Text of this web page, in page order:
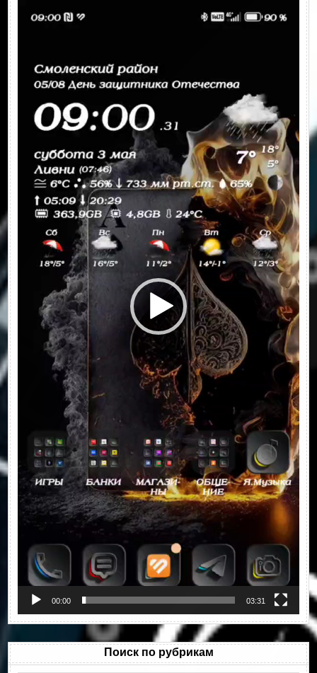
00:00 03:31
Поиск по рубрикам